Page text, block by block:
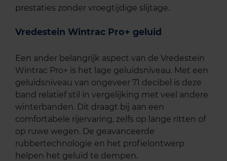
prestaties zonder vroegtijdige slijtage.
Vredestein Wintrac Pro+ geluid
Een ander belangrijk aspect van de Vredestein
Wintrac Pro+ is het lage geluidsniveau. Met een
geluidsniveau van ongeveer 71 decibel is deze
band relatief stil in vergelijking met veel andere
winterbanden. Dit draagt bij aan een
comfortabele rijervaring, zelfs op lange ritten of
op ruwe wegen. De geavanceerde
rubbertechnologie en het profielontwerp
helpen het geluid te dempen.